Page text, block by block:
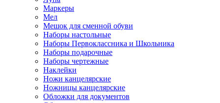
Маркеры
Мел
Мешок для сменной обуви
Наборы настольные
Наборы Первоклассника и Школьника
Наборы подарочные
Наборы чертежные
Наклейки
Ножи канцелярские
Ножницы канцелярские
Обложки для документов